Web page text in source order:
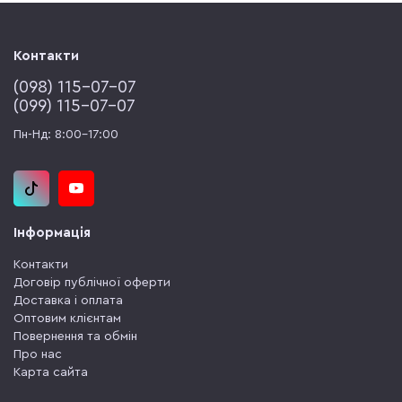
постійно купують якісні
Широкий асортимент. У нашому магазині
представлений величезний вибір запчастин для
електро та бензоінструменту різних виробників.
будь то бензопила, дриль, кутова шліфувальна
машина або інше обладнання.
і висока якість усіх пропонованих товарів. Всі
що забезпечує надійність і довговічність вашого
інструменту після заміни несправних компонентів.
Зручність покупки. Замовляючи деталі у нас, ви
економите час і зусилля. Здійснюється продаж
зробити замовлення в зручний для вас час, не
Контакти
(‎098) 115-07-07
(‎099) 115-07-07
Пн-Нд: 8:00-17:00
Інформація
Контакти
Договір публічної оферти
Доставка і оплата
Оптовим клієнтам
Повернення та обмін
Про нас
Карта сайта